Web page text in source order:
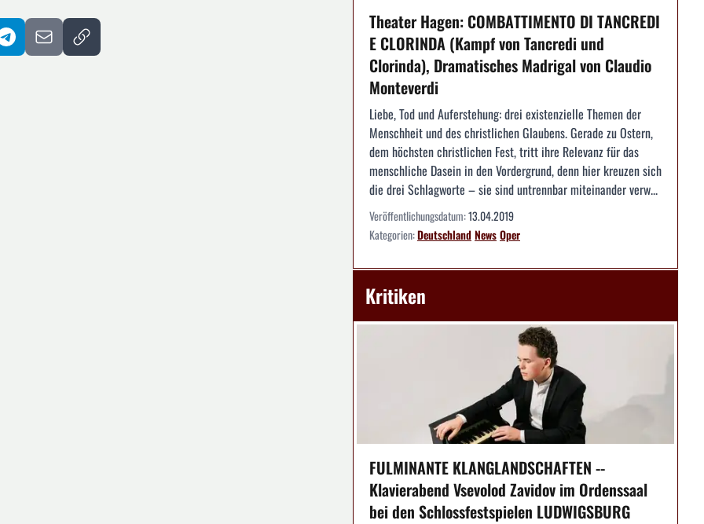
Theater Hagen: COMBATTIMENTO DI TANCREDI
E CLORINDA (Kampf von Tancredi und
Clorinda), Dramatisches Madrigal von Claudio
Monteverdi
Liebe, Tod und Auferstehung: drei existenzielle Themen der
Menschheit und des christlichen Glaubens. Gerade zu Ostern,
dem höchsten christlichen Fest, tritt ihre Relevanz für das
menschliche Dasein in den Vordergrund, denn hier kreuzen sich
die drei Schlagworte – sie sind untrennbar miteinander verw...
Veröffentlichungsdatum:13.04.2019
Kategorien:DeutschlandNewsOper
Kritiken
FULMINANTE KLANGLANDSCHAFTEN --
Klavierabend Vsevolod Zavidov im Ordenssaal
bei den Schlossfestspielen LUDWIGSBURG